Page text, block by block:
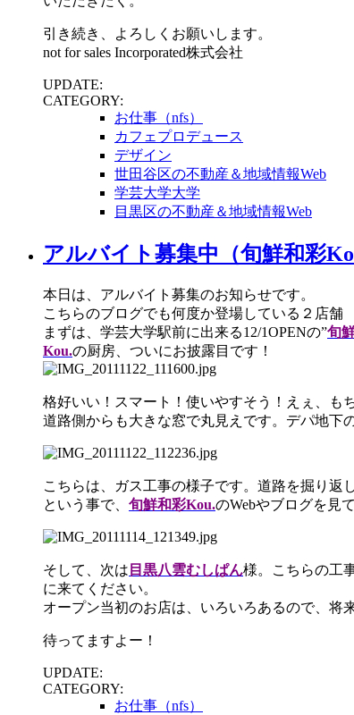
引き続き、よろしくお願いします。
not for sales Incorporated株式会社
UPDATE:
CATEGORY:
お仕事（nfs）
カフェプロデュース
デザイン
世田谷区の不動産＆地域情報Web
学芸大学大学
目黒区の不動産＆地域情報Web
アルバイト募集中（旬鮮和彩
本日は、アルバイト募集のお知らせです。
こちらのブログでも何度か登場している２店舗
まずは、学芸大学駅前に出来る12/1OPENの”旬
Kou.の厨房、ついにお披露目です！
格好いい！スマート！使いやすそう！えぇ、も
道路側からも大きな窓で丸見えです。デパ地下
こちらは、ガス工事の様子です。道路を掘り返
という事で、 旬鮮和彩Kou.のWebやブログを見
そして、次は 目黒八雲むしぱん様。こちらの工
に来てください。
オープン当初のお店は、いろいろあるので、将
待ってますよー！
UPDATE:
CATEGORY:
お仕事（nfs）